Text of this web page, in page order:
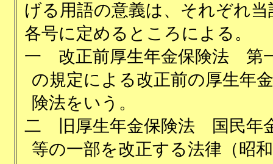
げる用語の意義は、それぞれ当
各号に定めるところによる。
一
改正前厚生年金保険法 第
の規定による改正前の厚生年
険法をいう。
二
旧厚生年金保険法 国民年
等の一部を改正する法律（昭